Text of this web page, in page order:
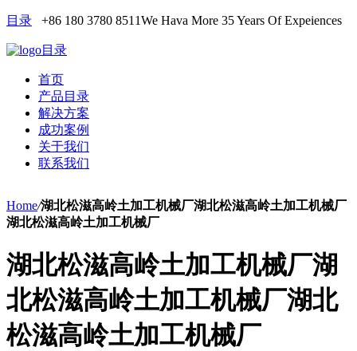
目录 +86 180 3780 8511We Hava More 35 Years Of Expeiences
目录
首页
产品目录
解决方案
成功案例
关于我们
联系我们
Home/湖北松滋高岭土加工机械厂湖北松滋高岭土加工机械厂
湖北松滋高岭土加工机械厂
湖北松滋高岭土加工机械厂湖
北松滋高岭土加工机械厂湖北
松滋高岭土加工机械厂